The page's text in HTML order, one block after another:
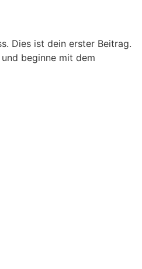
Dies ist dein erster Beitrag.
beginne mit dem